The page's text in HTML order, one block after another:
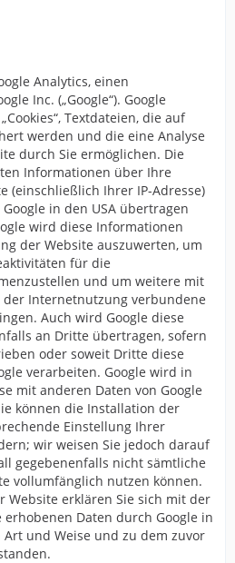
Analytics, einen
Inc. („Google“). Google
Textdateien, die auf
werden und die eine Analyse
durch Sie ermöglichen. Die
Informationen über Ihre
(einschließlich Ihrer IP-Adresse)
in den USA übertragen
wird diese Informationen
der Website auszuwerten, um
für die
und um weitere mit
Internetnutzung verbundene
Auch wird Google diese
an Dritte übertragen, sofern
oder soweit Dritte diese
verarbeiten. Google wird in
mit anderen Daten von Google
können die Installation der
Einstellung Ihrer
wir weisen Sie jedoch darauf
gegebenenfalls nicht sämtliche
vollumfänglich nutzen können.
Website erklären Sie sich mit der
Daten durch Google in
und Weise und zu dem zuvor